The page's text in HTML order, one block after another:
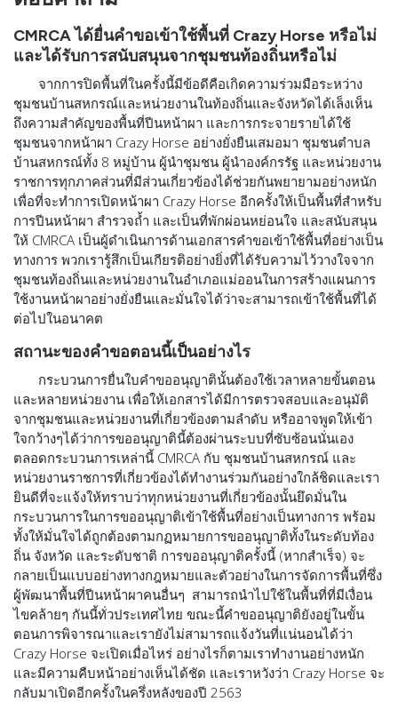
CMRCA ได้ยื่นคำขอเข้าใช้พื้นที่ Crazy Horse หรือไม่
และได้รับการสนับสนุนจากชุมชนท้องถิ่นหรือไม่
จากการปิดพื้นที่ในครั้งนี้มีข้อดีคือเกิดความร่วมมือระหว่าง
ชุมชนบ้านสหกรณ์และหน่วยงานในท้องถิ่นและจังหวัดได้เล็งเห็น
ถึงความสำคัญของพื้นที่ปีนหน้าผา และการกระจายรายได้ใช้
ชุมชนจากหน้าผา Crazy Horse อย่างยั่งยืนเสมอมา ชุมชนตำบล
บ้านสหกรณ์ทั้ง 8 หมู่บ้าน ผู้นำชุมชน ผู้นำองค์กรรัฐ และหน่วยงาน
ราชการทุกภาคส่วนที่มีส่วนเกี่ยวข้องได้ช่วยกันพยายามอย่างหนัก
เพื่อที่จะทำการเปิดหน้าผา Crazy Horse อีกครั้งให้เป็นพื้นที่สำหรับ
การปีนหน้าผา สำรวจถ้ำ และเป็นที่พักผ่อนหย่อนใจ และสนับสนุน
ให้ CMRCA เป็นผู้ดำเนินการด้านเอกสารคำขอเข้าใช้พื้นที่อย่างเป็น
ทางการ พวกเรารู้สึกเป็นเกียรติอย่างยิ่งที่ได้รับความไว้วางใจจาก
ชุมชนท้องถิ่นและหน่วยงานในอำเภอแม่ออนในการสร้างแผนการ
ใช้งานหน้าผาอย่างยั่งยืนและมั่นใจได้ว่าจะสามารถเข้าใช้พื้นที่ได้
ต่อไปในอนาคต
สถานะของคำขอตอนนี้เป็นอย่างไร
กระบวนการยื่นใบคำขออนุญาตินั้นต้องใช้เวลาหลายขั้นตอน
และหลายหน่วยงาน เพื่อให้เอกสารได้มีการตรวจสอบและอนุมัติ
จากชุมชนและหน่วยงานที่เกี่ยวข้องตามลำดับ หรืออาจพูดให้เข้า
ใจกว้างๆได้ว่าการขออนุญาตินี้ต้องผ่านระบบที่ซับซ้อนนั่นเอง
ตลอดกระบวนการเหล่านี้ CMRCA กับ ชุมชนบ้านสหกรณ์ และ
หน่วยงานราชการที่เกี่ยวข้องได้ทำงานร่วมกันอย่างใกล้ชิดและเรา
ยินดีที่จะแจ้งให้ทราบว่าทุกหน่วยงานที่เกี่ยวข้องนั้นยึดมั่นใน
กระบวนการในการขออนุญาติเข้าใช้พื้นที่อย่างเป็นทางการ พร้อม
ทั้งให้มั่นใจได้ถูกต้องตามกฏหมายการขออนุญาติทั้งในระดับท้อง
ถิ่น จังหวัด และระดับชาติ การขออนุญาติครั้งนี้ (หากสำเร็จ) จะ
กลายเป็นแบบอย่างทางกฎหมายและตัวอย่างในการจัดการพื้นที่ซึ่ง
ผู้พัฒนาพื้นที่ปีนหน้าผาคนอื่นๆ สามารถนำไปใช้ในพื้นที่ที่มีเงื่อน
ไขคล้ายๆ กันนี้ทั่วประเทศไทย ขณะนี้คำขออนุญาติยังอยู่ในขั้น
ตอนการพิจารณาและเรายังไม่สามารถแจ้งวันที่แน่นอนได้ว่า
Crazy Horse จะเปิดเมื่อไหร่ อย่างไรก็ตามเราทำงานอย่างหนัก
และมีความคืบหน้าอย่างเห็นได้ชัด และเราหวังว่า Crazy Horse จะ
กลับมาเปิดอีกครั้งในครึ่งหลังของปี 2563